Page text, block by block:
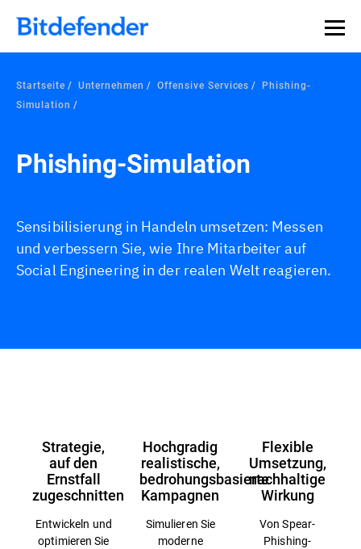
Datensouveränität in der Cybersicherheit: Live-Webinar,
30. Juli. Jetzt registrieren >>
Startseite Unternehmen Offensive Services
Phishing-
Simulation
Phishing-Simulation
Sensibilisierung in Handeln umsetzen: Messen
und verbessern Sie, wie Ihre Mitarbeiter auf
Social Engineering in der realen Welt reagieren.
Strategie,
auf den
Ernstfall
zugeschnitten
Entwickeln und
optimieren Sie
Hochgradig
realistische,
bedrohungsbasierte
Kampagnen
Simulieren Sie
moderne
Flexible
Umsetzung,
nachhaltige
Wirkung
Von Spear-
Phishing-